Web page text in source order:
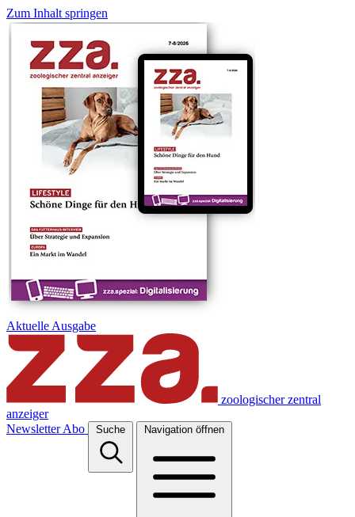
Zum Inhalt springen
Aktuelle Ausgabe
zoologischer zentral
anzeiger
Newsletter Abo Suche Navigation öffnen